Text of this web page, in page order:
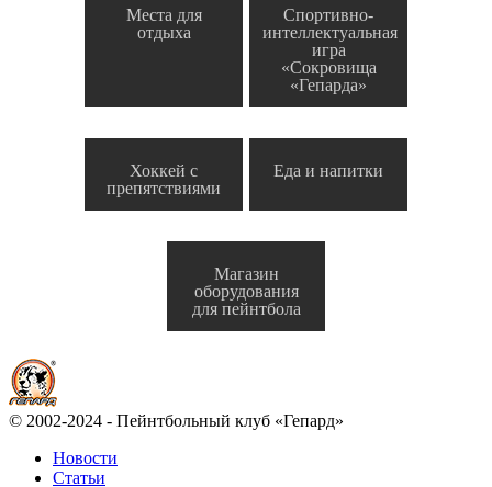
Места для
отдыха
Спортивно-
интеллектуальная
игра
«Сокровища
«Гепарда»
Хоккей с
препятствиями
Еда и напитки
Магазин
оборудования
для пейнтбола
© 2002-2024 - Пейнтбольный клуб «Гепард»
Новости
Статьи